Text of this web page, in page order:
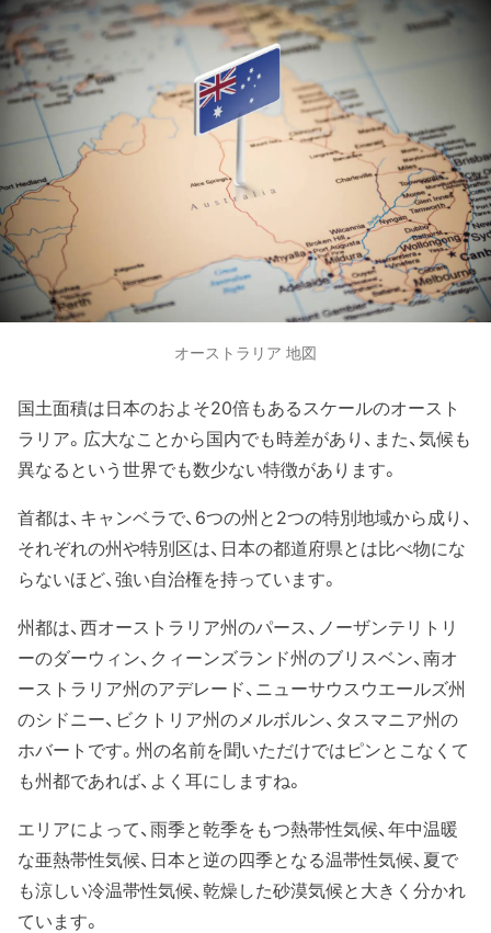
オーストラリア 地図
国土面積は日本のおよそ20倍もあるスケールのオースト
ラリア。広大なことから国内でも時差があり、また、気候も
異なるという世界でも数少ない特徴があります。
首都は、キャンベラで、6つの州と2つの特別地域から成り、
それぞれの州や特別区は、日本の都道府県とは比べ物にな
らないほど、強い自治権を持っています。
州都は、西オーストラリア州のパース、ノーザンテリトリ
ーのダーウィン、クィーンズランド州のブリスベン、南オ
ーストラリア州のアデレード、ニューサウスウエールズ州
のシドニー、ビクトリア州のメルボルン、タスマニア州の
ホバートです。州の名前を聞いただけではピンとこなくて
も州都であれば、よく耳にしますね。
エリアによって、雨季と乾季をもつ熱帯性気候、年中温暖
な亜熱帯性気候、日本と逆の四季となる温帯性気候、夏で
も涼しい冷温帯性気候、乾燥した砂漠気候と大きく分かれ
ています。